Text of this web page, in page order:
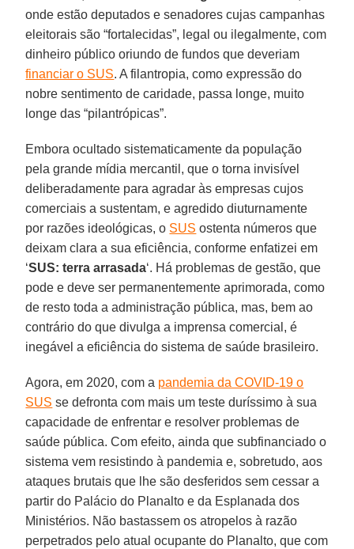
onde estão deputados e senadores cujas campanhas
eleitorais são “fortalecidas”, legal ou ilegalmente, com
dinheiro público oriundo de fundos que deveriam
financiar o SUS. A filantropia, como expressão do
nobre sentimento de caridade, passa longe, muito
longe das “pilantrópicas”.
Embora ocultado sistematicamente da população
pela grande mídia mercantil, que o torna invisível
deliberadamente para agradar às empresas cujos
comerciais a sustentam, e agredido diuturnamente
por razões ideológicas, o SUS ostenta números que
deixam clara a sua eficiência, conforme enfatizei em
‘SUS: terra arrasada‘. Há problemas de gestão, que
pode e deve ser permanentemente aprimorada, como
de resto toda a administração pública, mas, bem ao
contrário do que divulga a imprensa comercial, é
inegável a eficiência do sistema de saúde brasileiro.
Agora, em 2020, com a pandemia da COVID-19 o
SUS se defronta com mais um teste duríssimo à sua
capacidade de enfrentar e resolver problemas de
saúde pública. Com efeito, ainda que subfinanciado o
sistema vem resistindo à pandemia e, sobretudo, aos
ataques brutais que lhe são desferidos sem cessar a
partir do Palácio do Planalto e da Esplanada dos
Ministérios. Não bastassem os atropelos à razão
perpetrados pelo atual ocupante do Planalto, que com